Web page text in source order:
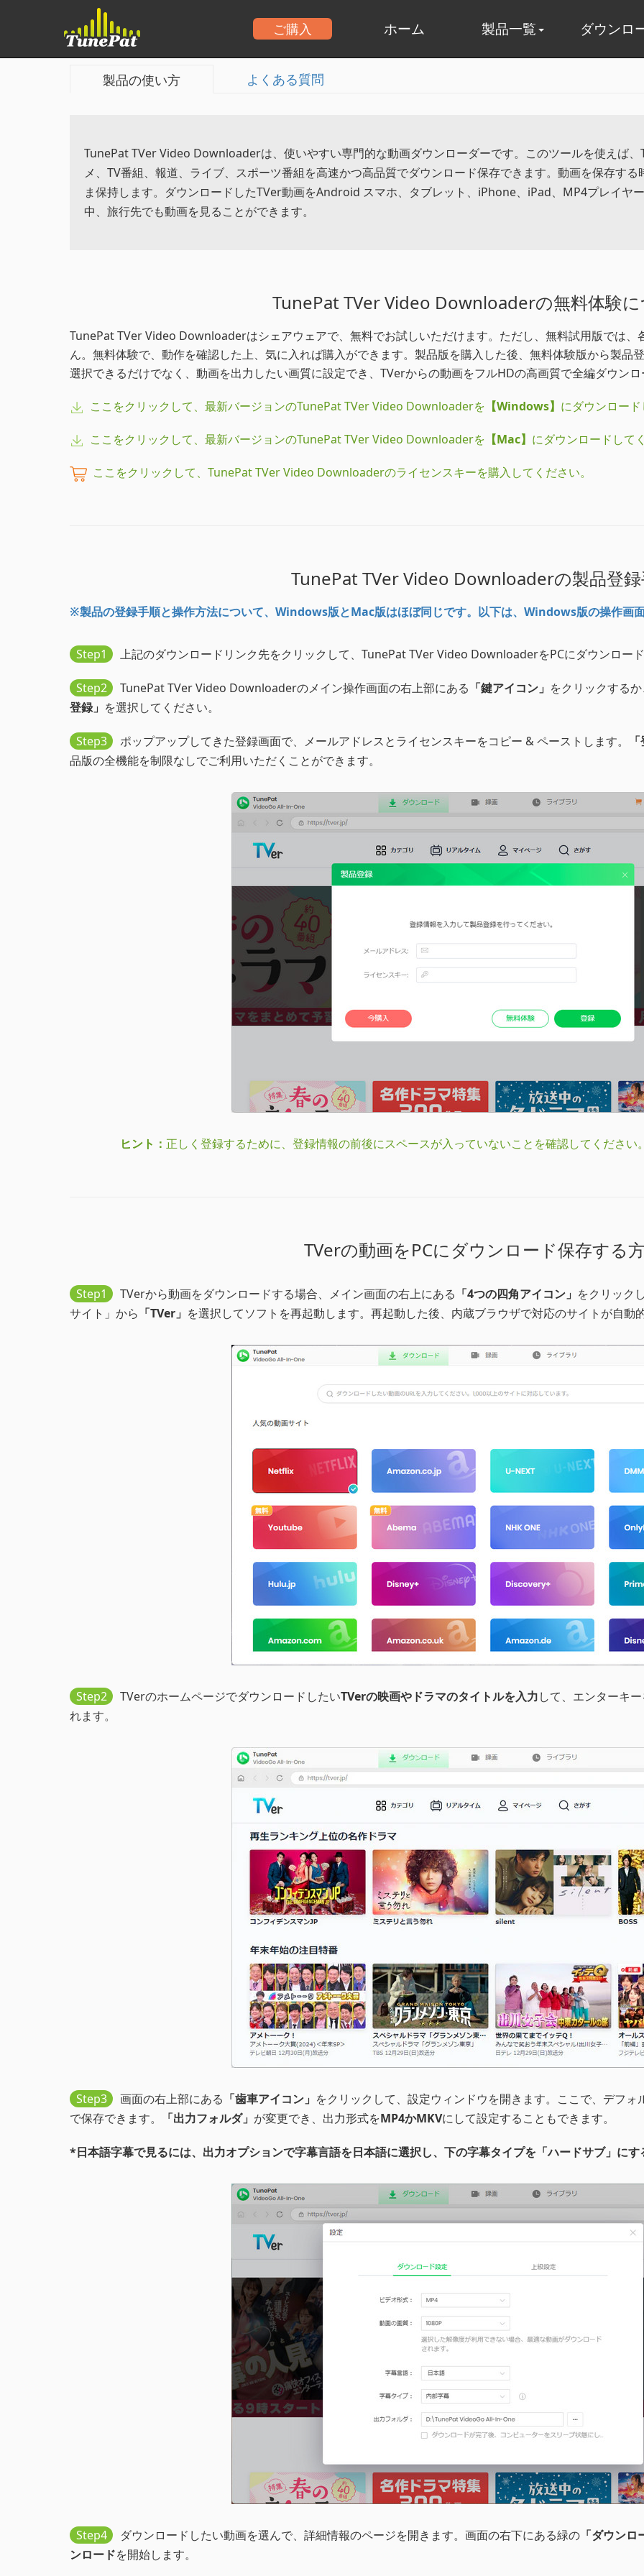
ご購入 ホーム 製品一覧 ダウンロ
TunePat TVer Video Downloaderのマニュアル Win版 Mac
製品の使い方 よくある質問
TunePat TVer Video Downloaderは、使いやすい専門的な動画ダウンローダーです。このツールを使えば
メ、TV番組、報道、ライブ、スポーツ番組を高速かつ高品質でダウンロード保存できます。動画を保存す
ま保持します。ダウンロードしたTVer動画をAndroid スマホ、タブレット、iPhone、iPad、MP4プレイヤ
中、旅行先でも動画を見ることができます。
TunePat TVer Video Downloaderの無料体験
TunePat TVer Video Downloaderはシェアウェアで、無料でお試しいただけます。ただし、無料試用版では、
ん。無料体験で、動作を確認した上、気に入れば購入ができます。製品版を購入した後、無料体験版から製品
選択できるだけでなく、動画を出力したい画質に設定でき、TVerからの動画をフルHDの高画質で全編ダウン
ここをクリックして、最新バージョンのTunePat TVer Video Downloaderを 【Windows】 にダウンロー
ここをクリックして、最新バージョンのTunePat TVer Video Downloaderを 【Mac】 にダウンロードして
ここをクリックして、TunePat TVer Video Downloaderのライセンスキーを購入してください。
TunePat TVer Video Downloaderの製品登
※製品の登録手順と操作方法について、Windows版とMac版はほぼ同じです。以下は、Windows版の操作画
Step1 上記のダウンロードリンク先をクリックして、TunePat TVer Video DownloaderをPCにダウンロー
Step2 TunePat TVer Video Downloaderのメイン操作画面の右上部にある 「鍵アイコン」 をクリックする
登録」 を選択してください。
Step3 ポップアップしてきた登録画面で、メールアドレスとライセンスキーをコピー & ペーストします。
品版の全機能を制限なしでご利用いただくことができます。
ヒント： 正しく登録するために、登録情報の前後にスペースが入っていないことを確認してください
TVerの動画をPCにダウンロード保存する
Step1 TVerから動画をダウンロードする場合、メイン画面の右上にある 「4つの四角アイコン」 をクリック
サイト」から 「TVer」 を選択してソフトを再起動します。再起動した後、内蔵ブラウザで対応のサイトが自動
Step2 TVerのホームページでダウンロードしたいTVerの映画やドラマのタイトルを入力して、エンターキ
れます。
Step3 画面の右上部にある 「歯車アイコン」 をクリックして、設定ウィンドウを開きます。ここで、デフ
で保存できます。
「出力フォルダ」 が変更でき、出力形式をMP4かMKVにして設定することもできます。
*日本語字幕で見るには、出力オプションで字幕言語を日本語に選択し、下の字幕タイプを「ハードサブ」に
Step4 ダウンロードしたい動画を選んで、詳細情報のページを開きます。画面の右下にある緑の 「ダウン
ンロードを開始します。